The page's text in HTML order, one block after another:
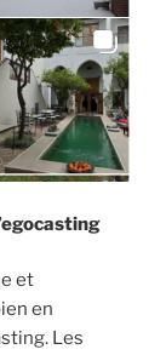
et
en
Les